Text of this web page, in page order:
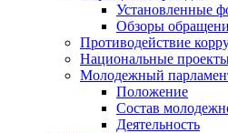
Установленные
Обзоры
Противодействие
Национальные
Молодежный
Положение
Состав
Деятельность